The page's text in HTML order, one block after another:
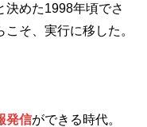
決めた1998年頃でさ
そ、実行に移した。
発信ができる時代。